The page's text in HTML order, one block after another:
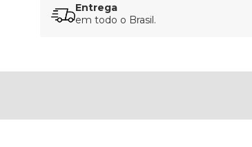
Entrega
em todo o Brasil.